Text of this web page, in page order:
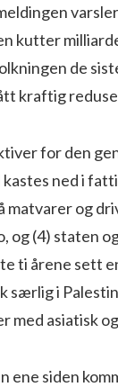
kutter
de
kraftig
for den
ned i
matvarer og
og (4) staten
ti årene sett
særlig i
med asiatisk
ene siden